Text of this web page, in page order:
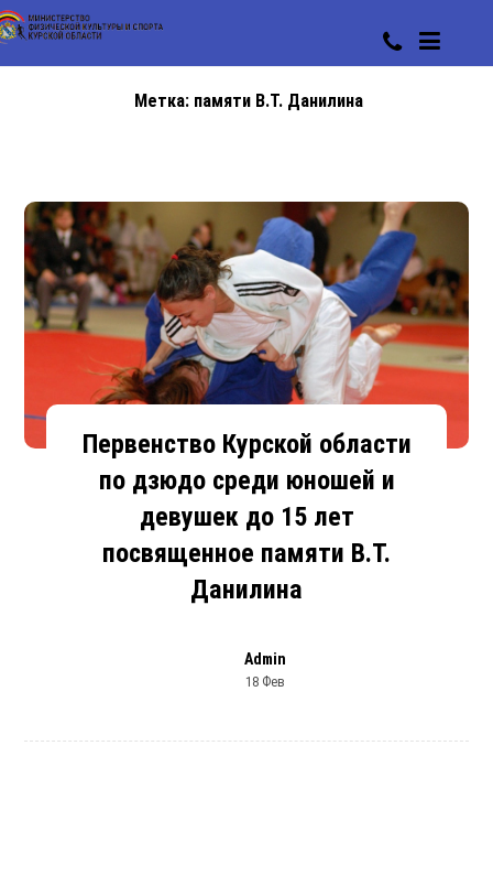
Метка: памяти В.Т. Данилина
Первенство Курской области
по дзюдо среди юношей и
девушек до 15 лет
посвященное памяти В.Т.
Данилина
Admin
18 Фев